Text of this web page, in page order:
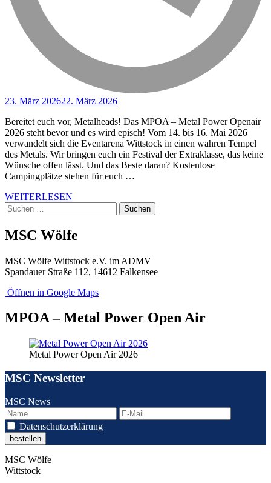
23. März 202622. März 2026
Bereitet euch vor, Metalheads! Das MPOA – Metal Power Openair
2026 steht bevor und es wird episch! Vom 14. bis 16. Mai 2026
verwandelt sich die Eventarena Wittstock in einen wahren Tempel
des Metals. Wir bringen euch ein Festival der Extraklasse, das keine
Wünsche offen lässt. Und das Beste daran? Kostenlose
Campingplätze stehen für euch …
WEITERLESEN
Suchen
nach:
MSC Wölfe
MSC Wölfe Wittstock e.V. im ADMV
Spandauer Straße 112, 14612 Falkensee
Öffnen in Google Maps
MPOA – Metal Power Open Air
Metal Power Open Air 2026
MSC Newsletter
MSC News
Datenschutzerklärung
MSC Wölfe
Wittstock